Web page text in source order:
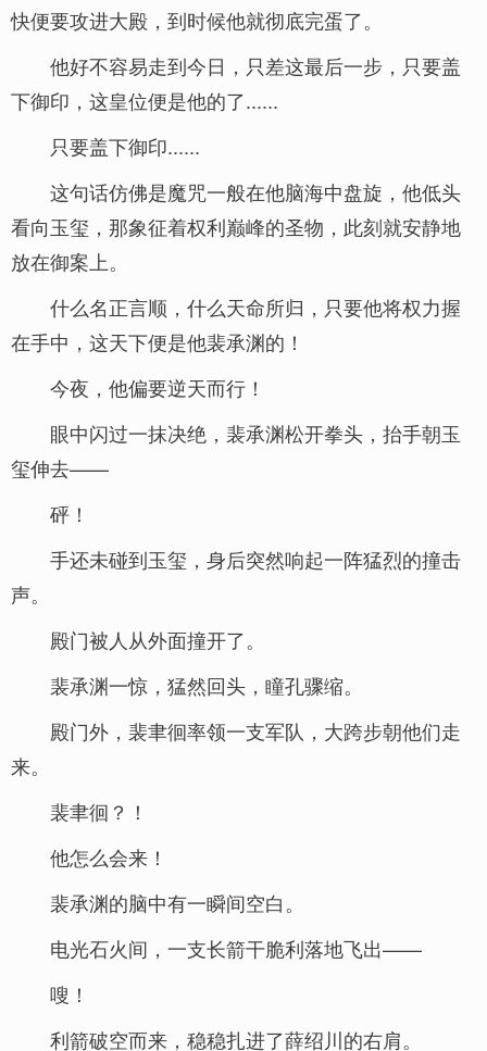
快便要攻进大殿，到时候他就彻底完蛋了。
他好不容易走到今日，只差这最后一步，只要盖
下御印，这皇位便是他的了......
只要盖下御印......
这句话仿佛是魔咒一般在他脑海中盘旋，他低头
看向玉玺，那象征着权利巅峰的圣物，此刻就安静地
放在御案上。
什么名正言顺，什么天命所归，只要他将权力握
在手中，这天下便是他裴承渊的！
今夜，他偏要逆天而行！
眼中闪过一抹决绝，裴承渊松开拳头，抬手朝玉
玺伸去——
砰！
手还未碰到玉玺，身后突然响起一阵猛烈的撞击
声。
殿门被人从外面撞开了。
裴承渊一惊，猛然回头，瞳孔骤缩。
殿门外，裴聿徊率领一支军队，大跨步朝他们走
来。
裴聿徊？！
他怎么会来！
裴承渊的脑中有一瞬间空白。
电光石火间，一支长箭干脆利落地飞出——
嗖！
利箭破空而来，稳稳扎进了薛绍川的右肩。